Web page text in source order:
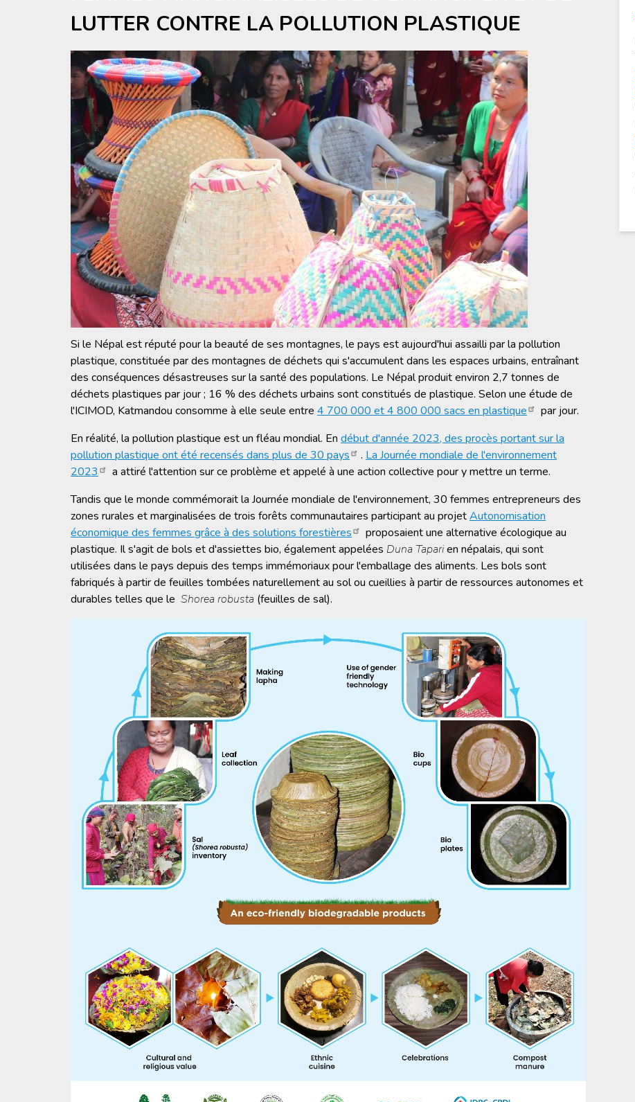
LUTTER CONTRE LA POLLUTION PLASTIQUE
Si le Népal est réputé pour la beauté de ses montagnes, le pays est aujourd'hui assailli par la pollution
plastique, constituée par des montagnes de déchets qui s'accumulent dans les espaces urbains, entraînant
des conséquences désastreuses sur la santé des populations. Le Népal produit environ 2,7 tonnes de
déchets plastiques par jour ; 16 % des déchets urbains sont constitués de plastique. Selon une étude de
l'ICIMOD, Katmandou consomme à elle seule entre 4 700 000 et 4 800 000 sacs en plastique
par jour.
En réalité, la pollution plastique est un fléau mondial. En début d'année 2023, des procès portant sur la
pollution plastique ont été recensés dans plus de 30 pays
. La Journée mondiale de l'environnement
2023
a attiré l'attention sur ce problème et appelé à une action collective pour y mettre un terme.
Tandis que le monde commémorait la Journée mondiale de l'environnement, 30 femmes entrepreneurs des
zones rurales et marginalisées de trois forêts communautaires participant au projetAutonomisation
économique des femmes grâce à des solutions forestières
proposaient une alternative écologique au
plastique. Il s'agit de bols et d'assiettes bio, également appelées Duna Taparien népalais, qui sont
utilisées dans le pays depuis des temps immémoriaux pour l'emballage des aliments. Les bols sont
fabriqués à partir de feuilles tombées naturellement au sol ou cueillies à partir de ressources autonomes et
durables telles que le Shorea robusta (feuilles de sal).